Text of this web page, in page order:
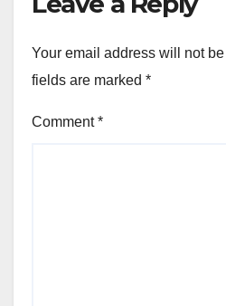
Your email address will not
fields are marked *
Comment*